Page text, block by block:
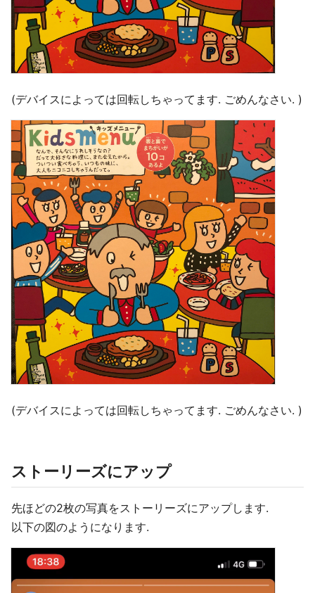
(デバイスによっては回転しちゃってます. ごめんなさい. )
(デバイスによっては回転しちゃってます. ごめんなさい. )
ストーリーズにアップ
先ほどの2枚の写真をストーリーズにアップします.
以下の図のようになります.